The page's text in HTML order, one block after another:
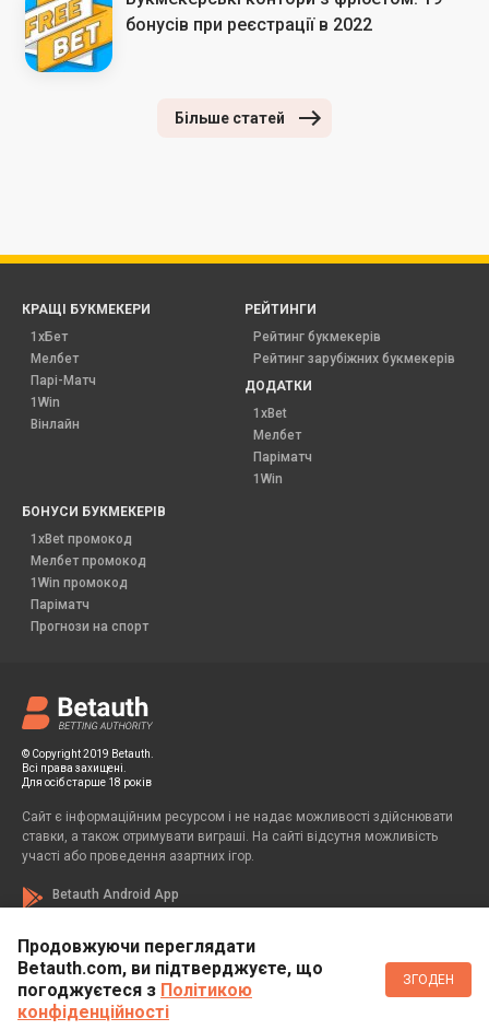
бонусів при реєстрації в 2022
Більше статей
Продовжуючи переглядати
Betauth.com, ви підтверджуєте, що
погоджуєтеся з Політикою
конфіденційності
ЗГОДЕН
© Copyright 2019 Betauth.
Всі права захищені.
Для осіб старше 18 років
Сайт є інформаційним ресурсом і не надає можливості здійснювати
ставки, а також отримувати виграші. На сайті відсутня можливість
участі або проведення азартних ігор.
Betauth Android App
КРАЩІ БУКМЕКЕРИ
1хБет
Мелбет
Парі-Матч
1Win
Вінлайн
РЕЙТИНГИ
Рейтинг букмекерів
Рейтинг зарубіжних букмекерів
ДОДАТКИ
1xBet
Мелбет
Паріматч
1Win
БОНУСИ БУКМЕКЕРІВ
1xBet промокод
Мелбет промокод
1Win промокод
Паріматч
Прогнози на спорт
Если вы заметили у себя признаки зависимости от азартных игр, вы
всегда можете обратиться за помощью к специалисту: